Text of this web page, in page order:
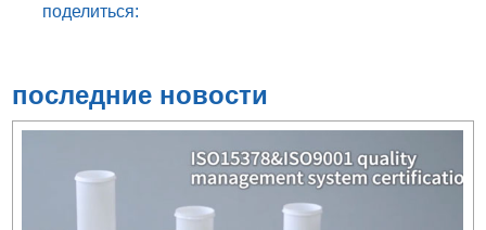
поделиться:
последние новости